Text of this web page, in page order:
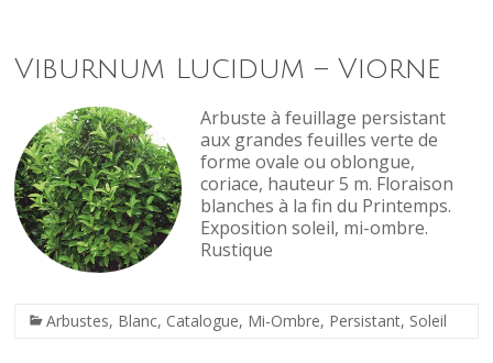
Viburnum Lucidum – Viorne
Arbuste à feuillage persistant
aux grandes feuilles verte de
forme ovale ou oblongue,
coriace, hauteur 5 m. Floraison
blanches à la fin du Printemps.
Exposition soleil, mi-ombre.
Rustique
Arbustes, Blanc, Catalogue, Mi-Ombre, Persistant, Soleil